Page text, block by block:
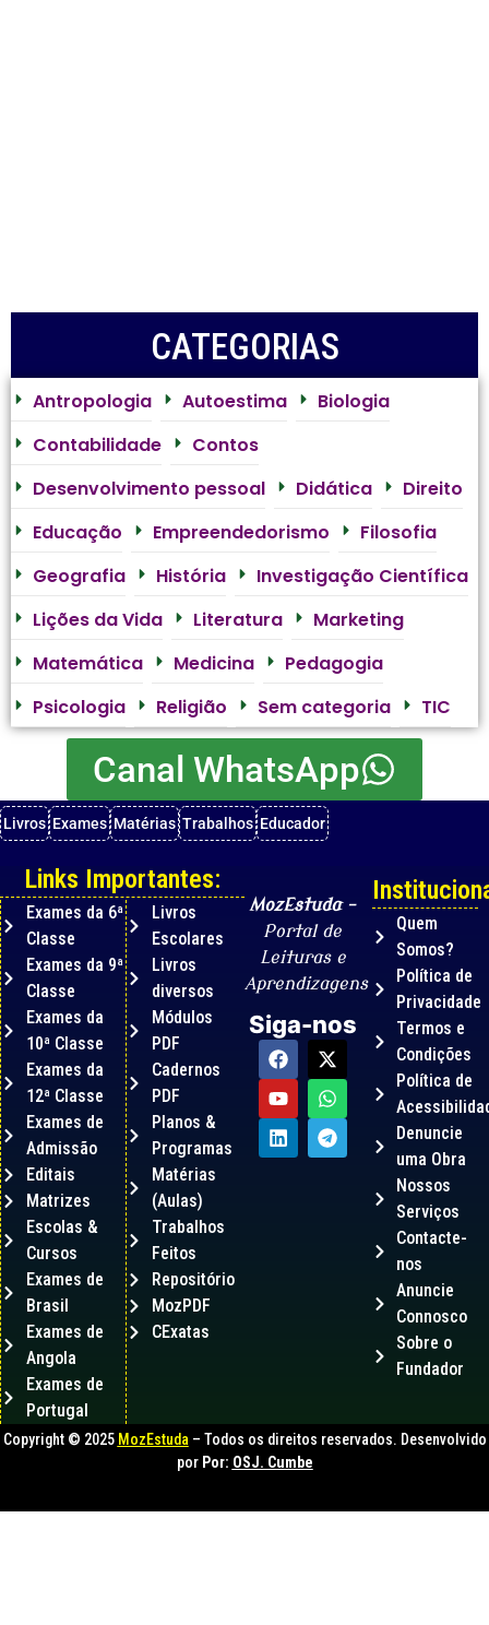
CATEGORIAS
Antropologia Autoestima
Biologia
Contabilidade
Contos
Desenvolvimento pessoal
Didática
Direito
Educação
Empreendedorismo
Filosofia
Geografia
História
Investigação Científica
Lições da Vida
Literatura
Marketing
Matemática
Medicina
Pedagogia
Psicologia
Religião Sem categoria TIC
Canal WhatsApp
Livros Exames Matérias Trabalhos Educador
MozEstuda–
Portal de
Leituras e
Aprendizagens
Siga-nos
Quem
Somos?
Política de
Privacidade
Termos e
Condições
Política de
Denuncie
uma Obra
Nossos
Serviços
Contacte-
nos
Anuncie
Connosco
Sobre o
Fundador
Links Importantes:
Exames da 6ª
Classe
Exames da 9ª
Classe
Exames da
10ª Classe
Exames da
12ª Classe
Exames de
Admissão
Editais
Matrizes
Escolas &
Cursos
Exames de
Brasil
Exames de
Angola
Exames de
Portugal
Livros
Escolares
Livros
diversos
Módulos
PDF
Cadernos
PDF
Planos &
Programas
Matérias
(Aulas)
Trabalhos
Feitos
Repositório
MozPDF
CExatas
Copyright © 2025 MozEstuda – Todos os direitos reservados. Desenvolvido
por Por: OSJ. Cumbe